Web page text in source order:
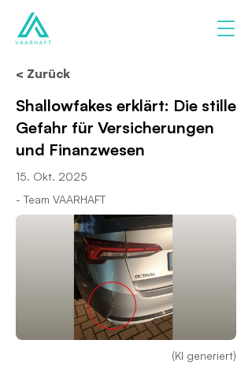
< Zurück
Shallowfakes erklärt: Die stille
Gefahr für Versicherungen
und Finanzwesen
15. Okt. 2025
- Team VAARHAFT
(KI generiert)